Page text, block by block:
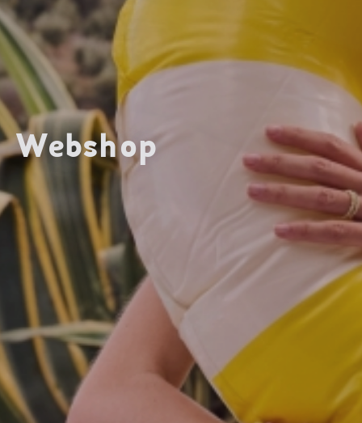
Webshop